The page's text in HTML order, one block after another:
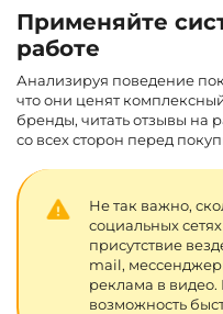
Применяйте
работе
Анализируя поведение
что они ценят
бренды, читать отзывы на
со всех сторон перед
Не так важно,
социальных
присутствие
mail,
реклама в
возможность